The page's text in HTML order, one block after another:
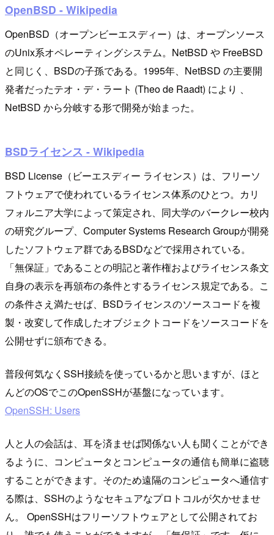
OpenBSD - Wikipedia
OpenBSD（オープンビーエスディー）は、オープンソース
のUnix系オペレーティングシステム。NetBSD や FreeBSD
と同じく、BSDの子孫である。1995年、NetBSD の主要開
発者だったテオ・デ・ラート (Theo de Raadt) により 、
NetBSD から分岐する形で開発が始まった。
BSDライセンス - Wikipedia
BSD License（ビーエスディー ライセンス）は、フリーソ
フトウェアで使われているライセンス体系のひとつ。カリ
フォルニア大学によって策定され、同大学のバークレー校内
の研究グループ、Computer Systems Research Groupが開発
したソフトウェア群であるBSDなどで採用されている。
「無保証」であることの明記と著作権およびライセンス条文
自身の表示を再頒布の条件とするライセンス規定である。こ
の条件さえ満たせば、BSDライセンスのソースコードを複
製・改変して作成したオブジェクトコードをソースコードを
公開せずに頒布できる。
普段何気なくSSH接続を使っているかと思いますが、ほと
んどのOSでこのOpenSSHが基盤になっています。
OpenSSH: Users
人と人の会話は、耳を済ませば関係ない人も聞くことができ
るように、コンピュータとコンピュータの通信も簡単に盗聴
することができます。そのため遠隔のコンピュータへ通信す
る際は、SSHのようなセキュアなプロトコルが欠かせませ
ん。 OpenSSHはフリーソフトウェアとして公開されてお